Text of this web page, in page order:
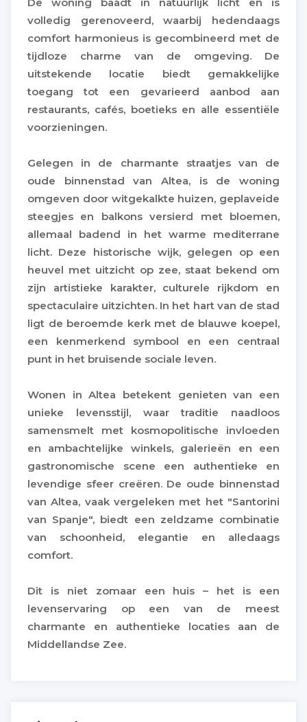
De woning baadt in natuurlijk licht en is
volledig gerenoveerd, waarbij hedendaags
comfort harmonieus is gecombineerd met de
tijdloze charme van de omgeving. De
uitstekende locatie biedt gemakkelijke
toegang tot een gevarieerd aanbod aan
restaurants, cafés, boetieks en alle essentiële
voorzieningen.
Gelegen in de charmante straatjes van de
oude binnenstad van Altea, is de woning
omgeven door witgekalkte huizen, geplaveide
steegjes en balkons versierd met bloemen,
allemaal badend in het warme mediterrane
licht. Deze historische wijk, gelegen op een
heuvel met uitzicht op zee, staat bekend om
zijn artistieke karakter, culturele rijkdom en
spectaculaire uitzichten. In het hart van de stad
ligt de beroemde kerk met de blauwe koepel,
een kenmerkend symbool en een centraal
punt in het bruisende sociale leven.
Wonen in Altea betekent genieten van een
unieke levensstijl, waar traditie naadloos
samensmelt met kosmopolitische invloeden
en ambachtelijke winkels, galerieën en een
gastronomische scene een authentieke en
levendige sfeer creëren. De oude binnenstad
van Altea, vaak vergeleken met het "Santorini
van Spanje", biedt een zeldzame combinatie
van schoonheid, elegantie en alledaags
comfort.
Dit is niet zomaar een huis – het is een
levenservaring op een van de meest
charmante en authentieke locaties aan de
Middellandse Zee.